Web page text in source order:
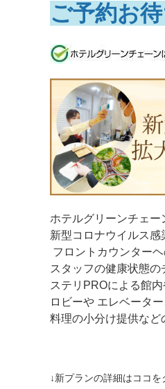
ご予約お
ホテルグリーンチェー
新型コロナウイルス
フロントカウンター
スタッフの健康状態の
ステリPROによる館
ロビーや エレベータ
料理の小分け提供など
↓新プランの詳細はココを